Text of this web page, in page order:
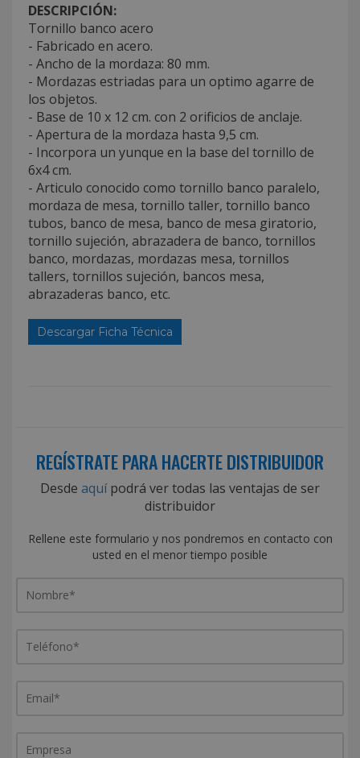
DESCRIPCIÓN:
Tornillo banco acero
- Fabricado en acero.
- Ancho de la mordaza: 80 mm.
- Mordazas estriadas para un optimo agarre de
los objetos.
- Base de 10 x 12 cm. con 2 orificios de anclaje.
- Apertura de la mordaza hasta 9,5 cm.
- Incorpora un yunque en la base del tornillo de
6x4 cm.
- Articulo conocido como tornillo banco paralelo,
mordaza de mesa, tornillo taller, tornillo banco
tubos, banco de mesa, banco de mesa giratorio,
tornillo sujeción, abrazadera de banco, tornillos
banco, mordazas, mordazas mesa, tornillos
tallers, tornillos sujeción, bancos mesa,
abrazaderas banco, etc.
Descargar Ficha Técnica
REGÍSTRATE PARA HACERTE DISTRIBUIDOR
Desde aquípodrá ver todas las ventajas de ser
distribuidor
Rellene este formulario y nos pondremos en contacto con
usted en el menor tiempo posible